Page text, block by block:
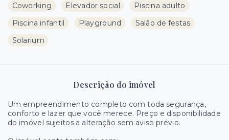
Coworking
Elevador social
Piscina adulto
Piscina infantil
Playground
Salão de festas
Solarium
Descrição do imóvel
Um empreendimento completo com toda segurança,
conforto e lazer que você merece. Preço e disponibilidade
do imóvel sujeitos a alteração sem aviso prévio.